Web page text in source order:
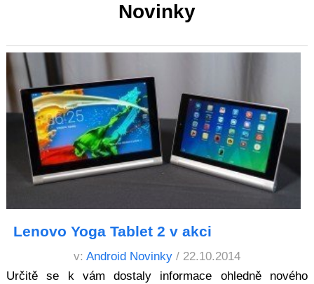
Novinky
Lenovo Yoga Tablet 2 v akci
v: Android Novinky / 22.10.2014
Určitě se k vám dostaly informace ohledně nového